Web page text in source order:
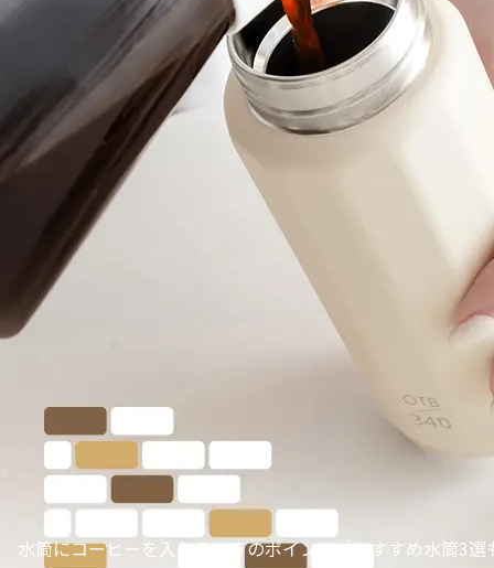
水筒にコーヒーを入れるときのポイント［おすすめ水筒3選